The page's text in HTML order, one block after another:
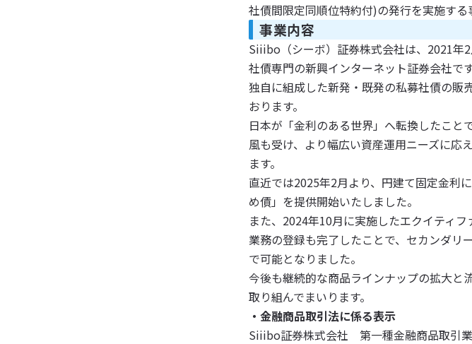
社債間限定同順位特約付)の発行を実施する
事業内容
Siiibo（シーボ）証券株式会社は、2021年
社債専門の新興インターネット証券会社です
独自に組成した新発・既発の私募社債の
おります。
日本が「金利のある世界」へ転換したこと
風も受け、より幅広い資産運用ニーズに応
ます。
直近では2025年2月より、円建て固定金利
め債」を提供開始いたしました。
また、2024年10月に実施したエクイティ
業務の登録も完了したことで、セカンダリ
で可能となりました。
今後も継続的な商品ラインナップの拡大と
取り組んでまいります。
・金融商品取引法に係る表示
Siiibo証券株式会社 第一種金融商品取引